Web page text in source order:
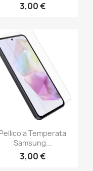
3,00 €
Pellicola Temperata
Samsung...
3,00 €